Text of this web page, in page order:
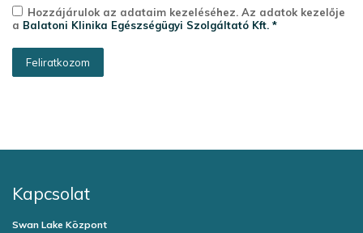
Hozzájárulok az adataim kezeléséhez. Az adatok kezelője
a Balatoni Klinika Egészségügyi Szolgáltató Kft. *
Kapcsolat
Swan Lake Központ